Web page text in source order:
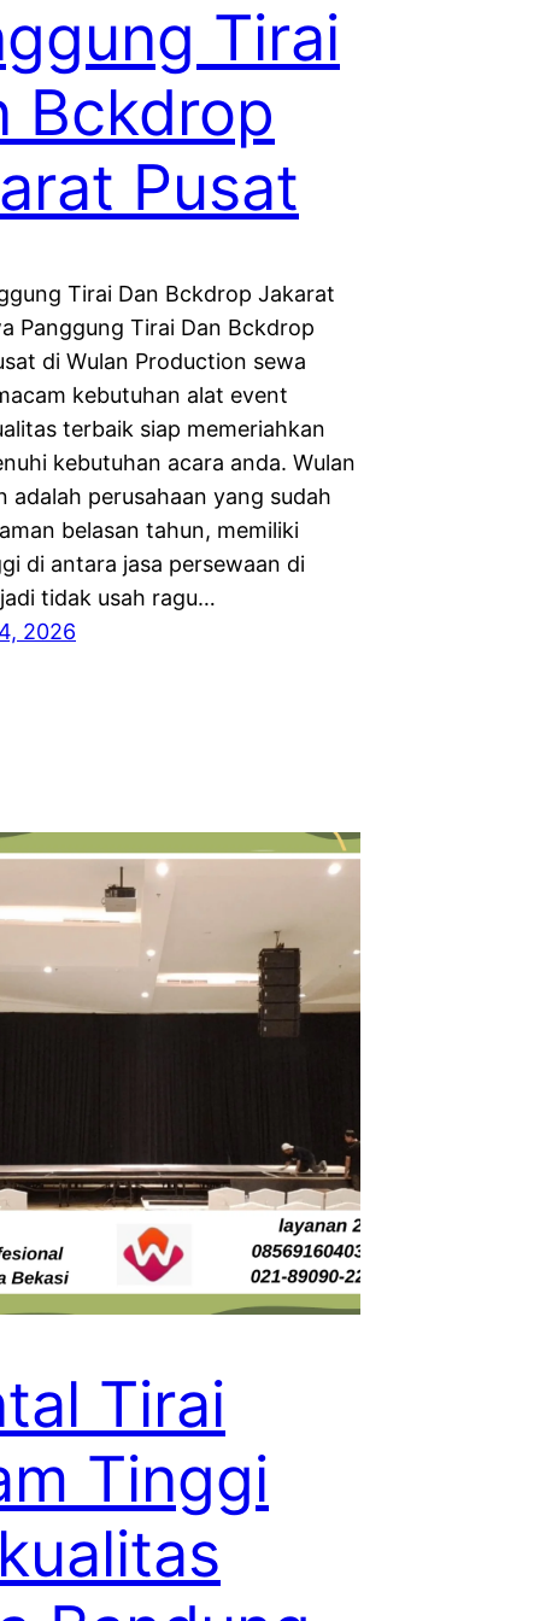
Tirai
Bckdrop
Pusat
Tirai Dan Bckdrop Jakarat
Panggung Tirai Dan Bckdrop
di Wulan Production sewa
kebutuhan alat event
terbaik siap memeriahkan
kebutuhan acara anda. Wulan
adalah perusahaan yang sudah
belasan tahun, memiliki
di antara jasa persewaan di
tidak usah ragu…
2026
Tirai
Tinggi